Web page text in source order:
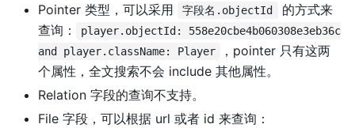
Pointer 类型，可以采用
字段名.objectId
的方式来
查询：
player.objectId: 558e20cbe4b060308e3eb36c
and player.className: Player
，pointer 只有这两
个属性，全文搜索不会 include 其他属性。
Relation 字段的查询不支持。
File 字段，可以根据 url 或者 id 来查询：